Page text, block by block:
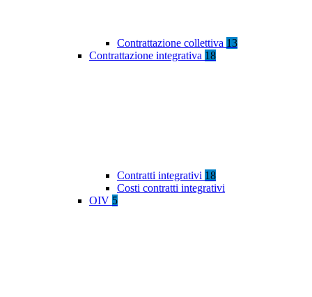
Contrattazione collettiva 13
Contrattazione integrativa 18
Contratti integrativi 18
Costi contratti integrativi
OIV 5